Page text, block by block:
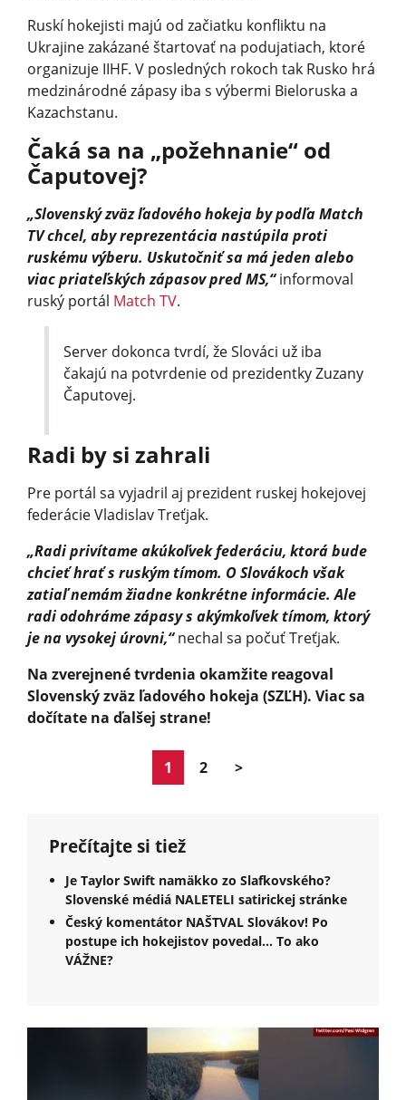
Ruskí hokejisti majú od začiatku konfliktu na
Ukrajine zakázané štartovať na podujatiach, ktoré
organizuje IIHF. V posledných rokoch tak Rusko hrá
medzinárodné zápasy iba s výbermi Bieloruska a
Kazachstanu.
Čaká sa na „požehnanie“ od
Čaputovej?
„Slovenský zväz ľadového hokeja by podľa Match
TV chcel, aby reprezentácia nastúpila proti
ruskému výberu. Uskutočniť sa má jeden alebo
viac priateľských zápasov pred MS,“informoval
ruský portál Match TV.
Server dokonca tvrdí, že Slováci už iba
čakajú na potvrdenie od prezidentky Zuzany
Čaputovej.
Radi by si zahrali
Pre portál sa vyjadril aj prezident ruskej hokejovej
federácie Vladislav Treťjak.
„Radi privítame akúkoľvek federáciu, ktorá bude
chcieť hrať s ruským tímom. O Slovákoch však
zatiaľ nemám žiadne konkrétne informácie. Ale
radi odohráme zápasy s akýmkoľvek tímom, ktorý
je na vysokej úrovni,“nechal sa počuť Treťjak.
Na zverejnené tvrdenia okamžite reagoval
Slovenský zväz ľadového hokeja (SZĽH). Viac sa
dočítate na ďalšej strane!
1 2 >
Prečítajte si tiež
Je Taylor Swift namäkko zo Slafkovského?
Slovenské médiá NALETELI satirickej stránke
Český komentátor NAŠTVAL Slovákov! Po
postupe ich hokejistov povedal... To ako
VÁŽNE?